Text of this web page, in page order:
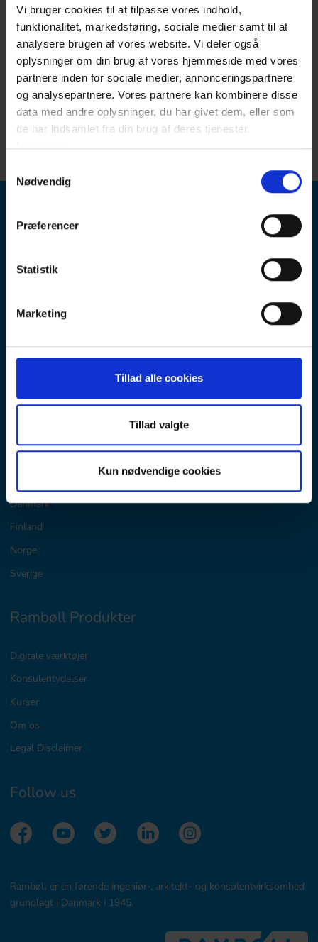
Vi bruger cookies til at tilpasse vores indhold,
funktionalitet, markedsføring, sociale medier samt til at
analysere brugen af vores website. Vi deler også
oplysninger om din brug af vores hjemmeside med vores
partnere inden for sociale medier, annonceringspartnere
og analysepartnere. Vores partnere kan kombinere disse
data med andre oplysninger, du har givet dem, eller som
de har indsamlet fra din brug af deres tjenester.
Læs mere
Nødvendig
Præferencer
Statistik
Marketing
Tillad alle cookies
Tillad valgte
Kun nødvendige cookies
Odsbjerg
Senior Projektchef
Health Science
Miljøfremmede stoffer
lov@ramboll.dk
+ 45 51 61 39 93
DANMARK
Ramboll Danmark
Hannemanns Allé 53
digitaledu-dk@ramboll.dk
Danmark
Finland
Norge
Sverige
Rambøll Produkter
Digitale værktøjer
Konsulentydelser
Kurser
Om os
Legal Disclaimer
Follow us
Rambøll er en førende ingeniør-, arkitekt- og konsulentvirksomhed
grundlagt i Danmark i 1945.